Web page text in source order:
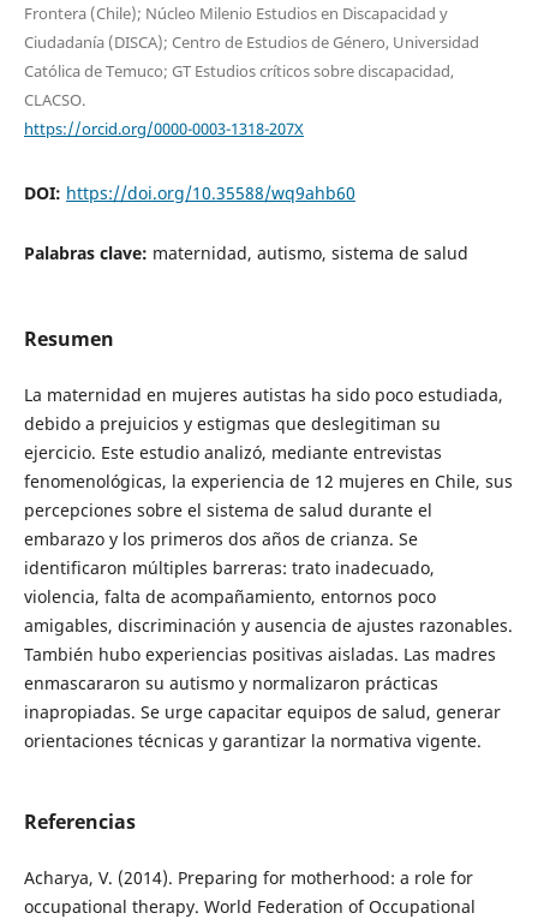
Frontera (Chile); Núcleo Milenio Estudios en Discapacidad y
Ciudadanía (DISCA); Centro de Estudios de Género, Universidad
Católica de Temuco; GT Estudios críticos sobre discapacidad,
CLACSO.
https://orcid.org/0000-0003-1318-207X
DOI: https://doi.org/10.35588/wq9ahb60
Palabras clave: maternidad, autismo, sistema de salud
Resumen
La maternidad en mujeres autistas ha sido poco estudiada,
debido a prejuicios y estigmas que deslegitiman su
ejercicio. Este estudio analizó, mediante entrevistas
fenomenológicas, la experiencia de 12 mujeres en Chile, sus
percepciones sobre el sistema de salud durante el
embarazo y los primeros dos años de crianza. Se
identificaron múltiples barreras: trato inadecuado,
violencia, falta de acompañamiento, entornos poco
amigables, discriminación y ausencia de ajustes razonables.
También hubo experiencias positivas aisladas. Las madres
enmascararon su autismo y normalizaron prácticas
inapropiadas. Se urge capacitar equipos de salud, generar
orientaciones técnicas y garantizar la normativa vigente.
Referencias
Acharya, V. (2014). Preparing for motherhood: a role for
occupational therapy. World Federation of Occupational